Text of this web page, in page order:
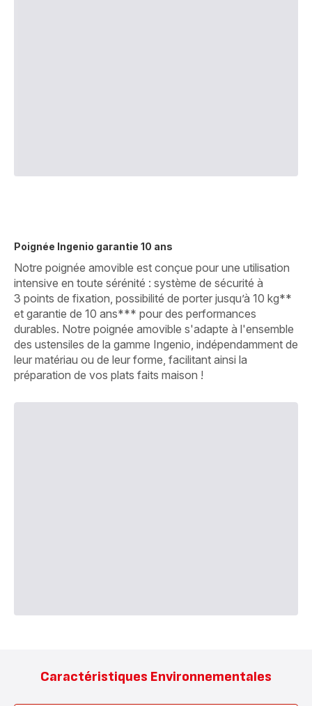
Poignée Ingenio garantie 10 ans
Notre poignée amovible est conçue pour une utilisation
intensive en toute sérénité : système de sécurité à
3 points de fixation, possibilité de porter jusqu’à 10 kg**
et garantie de 10 ans*** pour des performances
durables. Notre poignée amovible s'adapte à l'ensemble
des ustensiles de la gamme Ingenio, indépendamment de
leur matériau ou de leur forme, facilitant ainsi la
préparation de vos plats faits maison !
Caractéristiques Environnementales